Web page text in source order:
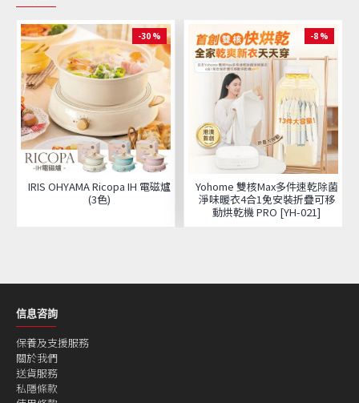
-30 %
IRIS OHYAMA Ricopa IH 電磁爐
(3色)
-8 %
Yohome 雙核Max多件速乾除菌
淨味暖衣4合1免安裝折疊可移
動烘乾機 PRO [YH-021]
信息咨詢
保養及支援服務
關於我們
送貨服務
私隱條款